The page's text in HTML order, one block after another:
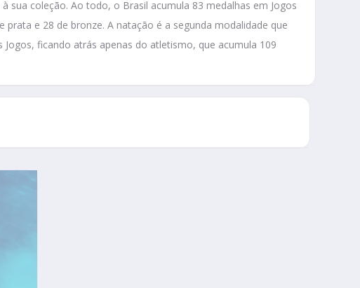
sua coleção. Ao todo, o Brasil acumula 83 medalhas em Jogos
e 28 de bronze. A natação é a segunda modalidade que
ficando atrás apenas do atletismo, que acumula 109